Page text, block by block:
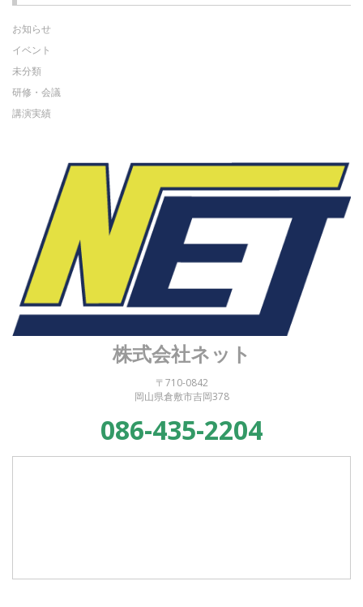
お知らせ
イベント
未分類
研修・会議
講演実績
株式会社ネット
〒710-0842
岡山県倉敷市吉岡378
086-435-2204